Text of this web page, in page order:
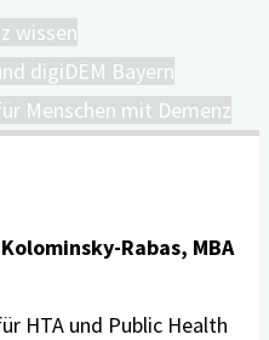
wissen
digiDEM Bayern
Menschen mit Demenz
Rabas, MBA
HTA und Public Health